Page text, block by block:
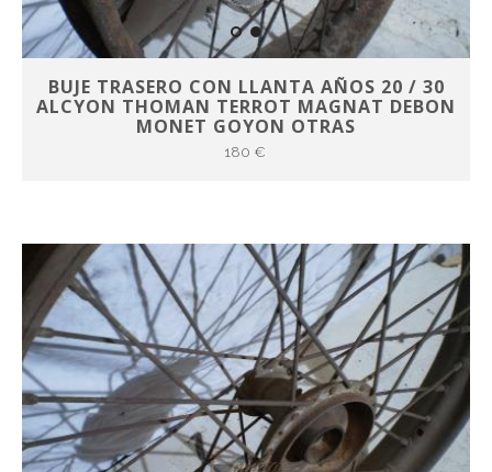
BUJE TRASERO CON LLANTA AÑOS 20 / 30
ALCYON THOMAN TERROT MAGNAT DEBON
MONET GOYON OTRAS
180 €